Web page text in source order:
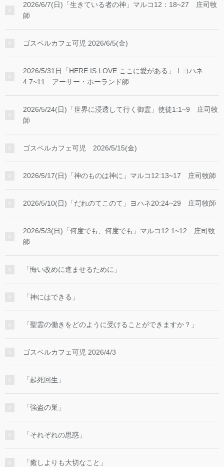
2026/6/7(日)「生きている者の神」マルコ12：18~27 庄司牧
師
ゴスペルカフェ可児 2026/6/5(金)
2026/5/31日「HERE IS LOVE ここに愛がある」Ⅰヨハネ
4:7~11 アーサー・ホーランド師
2026/5/24(日)「世界に浸透して行く御霊」使徒1:1~9 庄司牧
師
ゴスペルカフェ可児 2026/5/15(金)
2026/5/17(日)「神のものは神に」マルコ12:13~17 庄司牧師
2026/5/10(日)「だれのてこのて」ヨハネ20:24~29 庄司牧師
2026/5/3(日)「何度でも、何度でも」マルコ12:1~12 庄司牧
師
「悔い改めに進ませるために」
「神にはできる」
「聖霊の働きをどのように受けることができますか？」
ゴスペルカフェ可児 2026/4/3
「起死回生」
「強盗の巣」
「それぞれの思惑」
「癒しよりも大切なこと」